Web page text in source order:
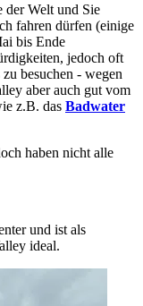
der Welt und Sie
fahren dürfen (einige
bis Ende
jedoch oft
besuchen - wegen
aber auch gut vom
z.B. das Badwater
haben nicht alle
und ist als
ideal.